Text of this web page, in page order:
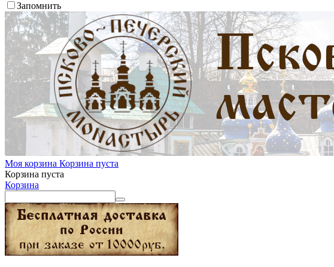
Запомнить
Моя корзина Корзина пуста
Корзина пуста
Корзина